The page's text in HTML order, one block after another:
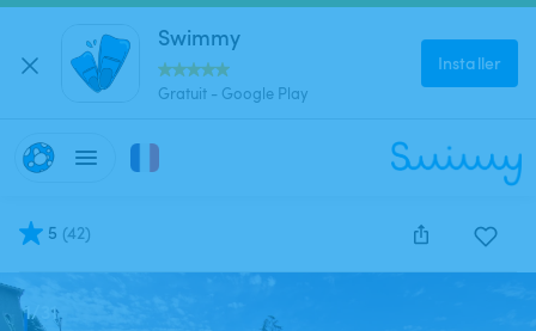
Swimmy
Gratuit - Google Play
Installer
5 (42)
1/ 31